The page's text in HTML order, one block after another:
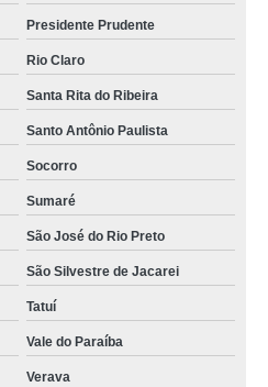
Presidente Prudente
Rio Claro
Santa Rita do Ribeira
Santo Antônio Paulista
Socorro
Sumaré
São José do Rio Preto
São Silvestre de Jacarei
Tatuí
Vale do Paraíba
Verava